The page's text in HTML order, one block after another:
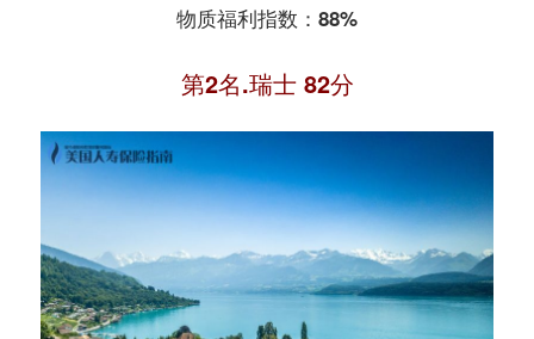
物质福利指数：88%
第2名.瑞士 82分